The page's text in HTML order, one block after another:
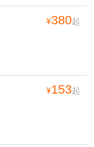
¥380起
¥153起